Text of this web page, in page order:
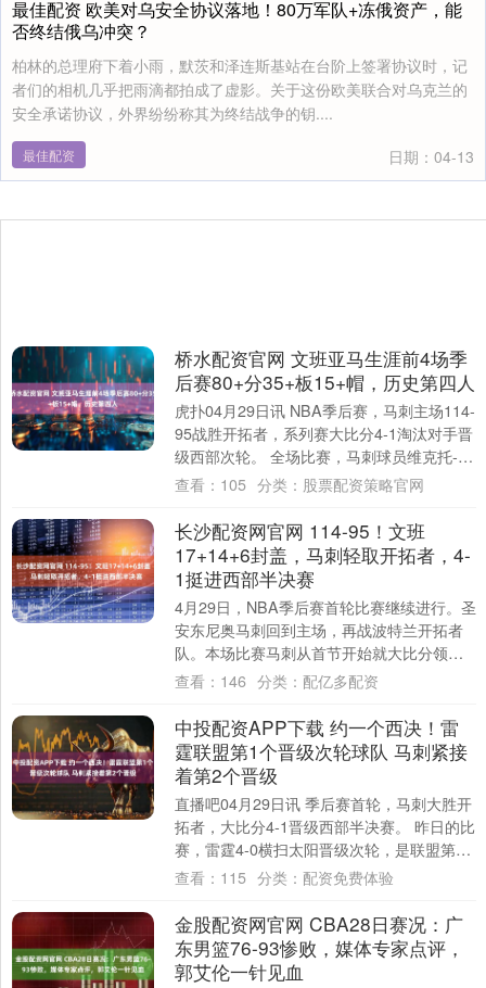
最佳配资 欧美对乌安全协议落地！80万军队+冻俄资产，能
否终结俄乌冲突？
柏林的总理府下着小雨，默茨和泽连斯基站在台阶上签署协议时，记
者们的相机几乎把雨滴都拍成了虚影。关于这份欧美联合对乌克兰的
安全承诺协议，外界纷纷称其为终结战争的钥....
最佳配资 日期：04-13
桥水配资官网 文班亚马生涯前4场季
后赛80+分35+板15+帽，历史第四人
虎扑04月29日讯 NBA季后赛，马刺主场114-
95战胜开拓者，系列赛大比分4-1淘汰对手晋
级西部次轮。 全场比赛，马刺球员维克托-文
班亚马首发出战34分钟，....
查看： 105 分类： 股票配资策略官网
长沙配资网官网 114-95！文班
17+14+6封盖，马刺轻取开拓者，4-
1挺进西部半决赛
4月29日，NBA季后赛首轮比赛继续进行。圣
安东尼奥马刺回到主场，再战波特兰开拓者
队。本场比赛马刺从首节开始就大比分领
先，最终他们在主场以114-95轻取开拓者....
查看： 146 分类： 配亿多配资
中投配资APP下载 约一个西决！雷
霆联盟第1个晋级次轮球队 马刺紧接
着第2个晋级
直播吧04月29日讯 季后赛首轮，马刺大胜开
拓者，大比分4-1晋级西部半决赛。 昨日的比
赛，雷霆4-0横扫太阳晋级次轮，是联盟第一
个晋级次轮的球队。 今日马刺紧....
查看： 115 分类： 配资免费体验
金股配资网官网 CBA28日赛况：广
东男篮76-93惨败，媒体专家点评，
郭艾伦一针见血